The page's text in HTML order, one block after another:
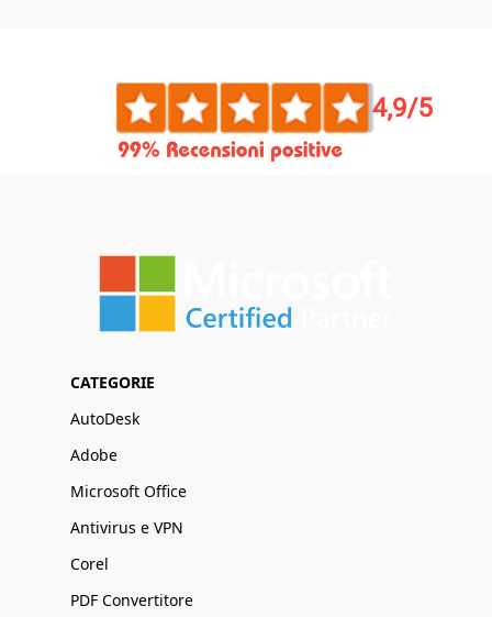
CATEGORIE
AutoDesk
Adobe
Microsoft Office
Antivirus e VPN
Corel
PDF Convertitore